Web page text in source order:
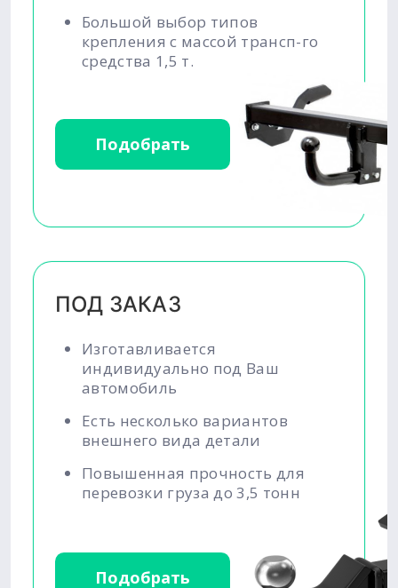
Большой выбор типов
крепления с массой трансп-го
средства 1,5 т.
Подобрать
ПОД ЗАКАЗ
Изготавливается
индивидуально под Ваш
автомобиль
Есть несколько вариантов
внешнего вида детали
Повышенная прочность для
перевозки груза до 3,5 тонн
Подобрать